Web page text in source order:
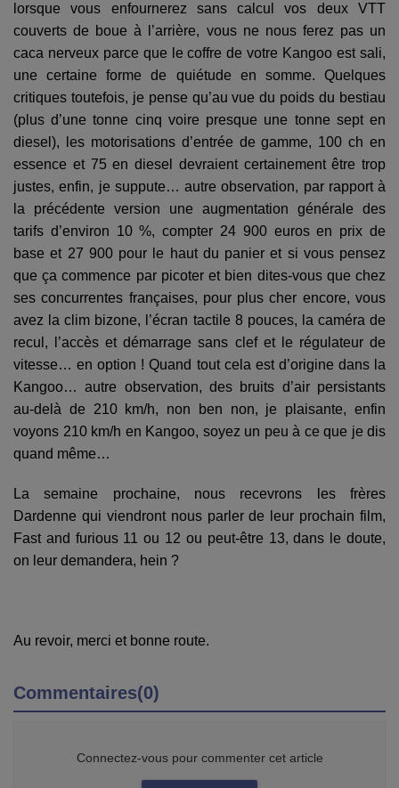
lorsque vous enfournerez sans calcul vos deux VTT
couverts de boue à l’arrière, vous ne nous ferez pas un
caca nerveux parce que le coffre de votre Kangoo est sali,
une certaine forme de quiétude en somme. Quelques
critiques toutefois, je pense qu’au vue du poids du bestiau
(plus d’une tonne cinq voire presque une tonne sept en
diesel), les motorisations d’entrée de gamme, 100 ch en
essence et 75 en diesel devraient certainement être trop
justes, enfin, je suppute… autre observation, par rapport à
la précédente version une augmentation générale des
tarifs d’environ 10 %, compter 24 900 euros en prix de
base et 27 900 pour le haut du panier et si vous pensez
que ça commence par picoter et bien dites-vous que chez
ses concurrentes françaises, pour plus cher encore, vous
avez la clim bizone, l’écran tactile 8 pouces, la caméra de
recul, l’accès et démarrage sans clef et le régulateur de
vitesse… en option ! Quand tout cela est d’origine dans la
Kangoo… autre observation, des bruits d’air persistants
au-delà de 210 km/h, non ben non, je plaisante, enfin
voyons 210 km/h en Kangoo, soyez un peu à ce que je dis
quand même…
La semaine prochaine, nous recevrons les frères
Dardenne qui viendront nous parler de leur prochain film,
Fast and furious 11 ou 12 ou peut-être 13, dans le doute,
on leur demandera, hein ?
Au revoir, merci et bonne route.
Commentaires(0)
Connectez-vous pour commenter cet article